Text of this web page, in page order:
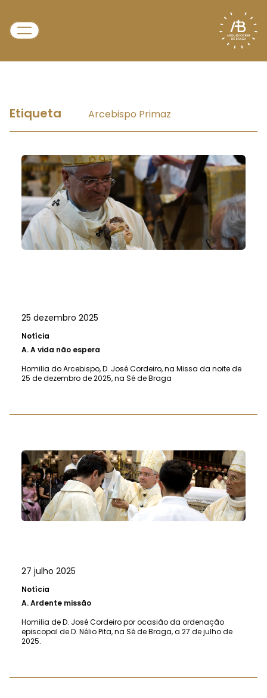
Etiqueta Arcebispo Primaz
25 dezembro 2025
Notícia
A.A vida não espera
Homilia do Arcebispo, D. José Cordeiro, na Missa da noite de
25 de dezembro de 2025, na Sé de Braga
27 julho 2025
Notícia
A.Ardente missão
Homilia de D. José Cordeiro por ocasião da ordenação
episcopal de D. Nélio Pita, na Sé de Braga, a 27 de julho de
2025.